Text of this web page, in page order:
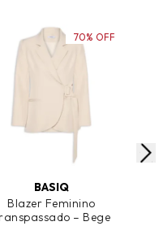
ADICIONAR AO CARRINHO
BASIQ
Blazer Feminino
– Bege
70% OFF